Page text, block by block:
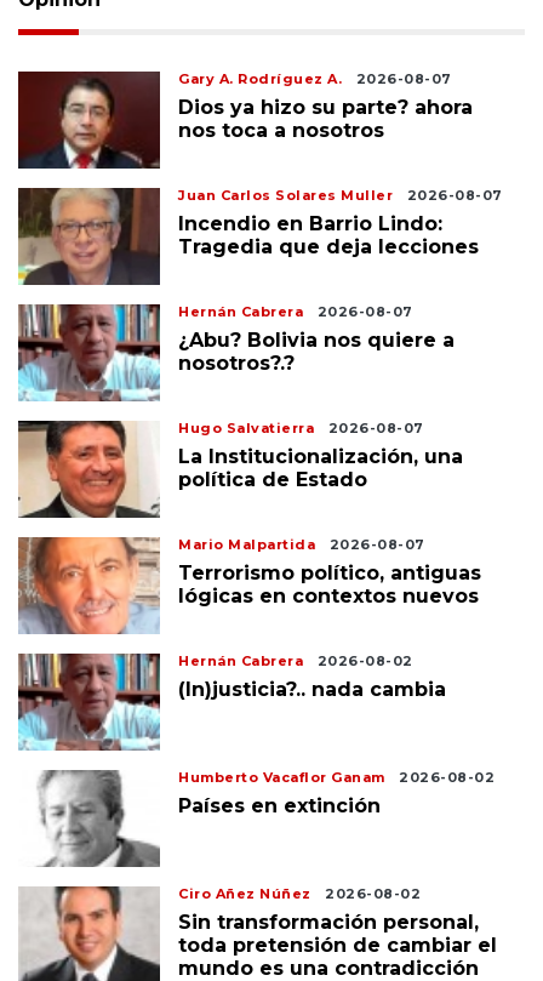
Gary A. Rodríguez A. 2026-08-07
Dios ya hizo su parte? ahora
nos toca a nosotros
Juan Carlos Solares Muller 2026-08-07
Incendio en Barrio Lindo:
Tragedia que deja lecciones
Hernán Cabrera 2026-08-07
¿Abu? Bolivia nos quiere a
nosotros?.?
Hugo Salvatierra 2026-08-07
La Institucionalización, una
política de Estado
Mario Malpartida 2026-08-07
Terrorismo político, antiguas
lógicas en contextos nuevos
Hernán Cabrera 2026-08-02
(In)justicia?.. nada cambia
Humberto Vacaflor Ganam 2026-08-02
Países en extinción
Ciro Añez Núñez 2026-08-02
Sin transformación personal,
toda pretensión de cambiar el
mundo es una contradicción